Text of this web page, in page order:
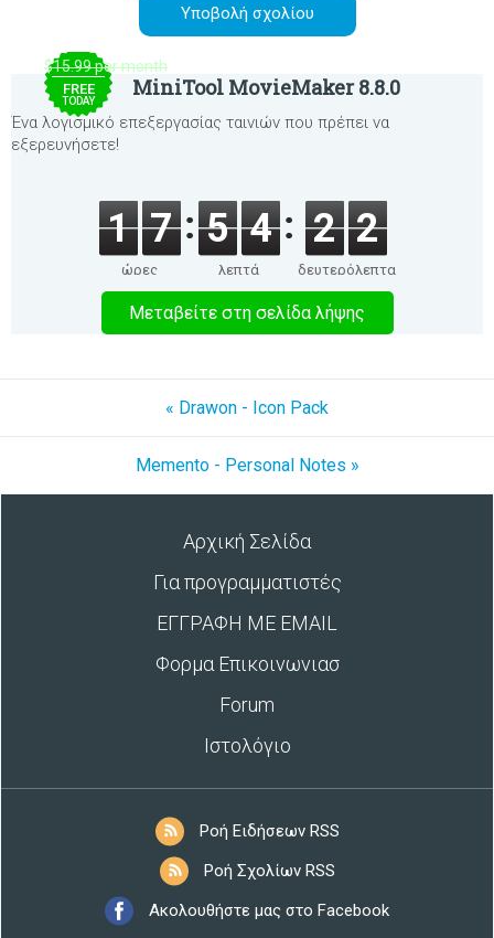
$15.99 per month
FREE
TODAY
MiniTool MovieMaker 8.8.0
Ένα λογισμικό επεξεργασίας ταινιών που πρέπει να
εξερευνήσετε!
1 7
ώρες
5 4
λεπτά
2 2
δευτερόλεπτα
Μεταβείτε στη σελίδα λήψης
« Drawon - Icon Pack
Memento - Personal Notes »
Αρχική Σελίδα
Για προγραμματιστές
ΕΓΓΡΑΦΗ ΜΕ EMAIL
Φορμα Επικοινωνιασ
Forum
Ιστολόγιο
Ροή Ειδήσεων RSS
Ροή Σχολίων RSS
Ακολουθήστε μας στο Facebook